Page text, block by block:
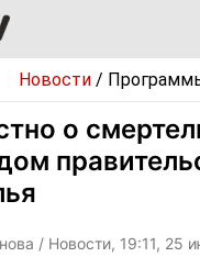
Новости /
о
/ Новости, 19:11, 25